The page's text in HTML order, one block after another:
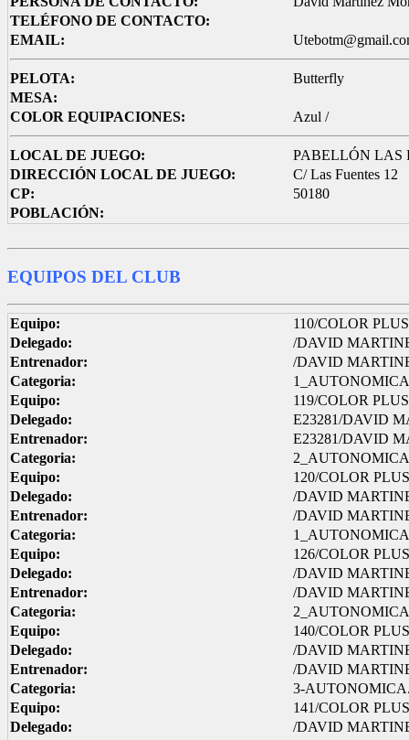
TELÉFONO DE CONTACTO:
EMAIL:
PELOTA:
Butterfly
MESA:
COLOR EQUIPACIONES:
Azul /
LOCAL DE JUEGO:
PABELLÓN LAS
DIRECCIÓN LOCAL DE JUEGO:
C/ Las Fuentes 12
CP:
50180
POBLACIÓN:
EQUIPOS DEL CLUB
Equipo:
110/COLOR
Delegado:
/DAVID
Entrenador:
/DAVID
Categoria:
1_AUTONOMICA
Equipo:
119/COLOR
Delegado:
E23281/DAVID
Entrenador:
E23281/DAVID
Categoria:
2_AUTONOMICA
Equipo:
120/COLOR
Delegado:
/DAVID
Entrenador:
/DAVID
Categoria:
1_AUTONOMICA
Equipo:
126/COLOR
Delegado:
/DAVID
Entrenador:
/DAVID
Categoria:
2_AUTONOMICA
Equipo:
140/COLOR
Delegado:
/DAVID
Entrenador:
/DAVID
Categoria:
3-
Equipo:
141/COLOR
Delegado:
/DAVID